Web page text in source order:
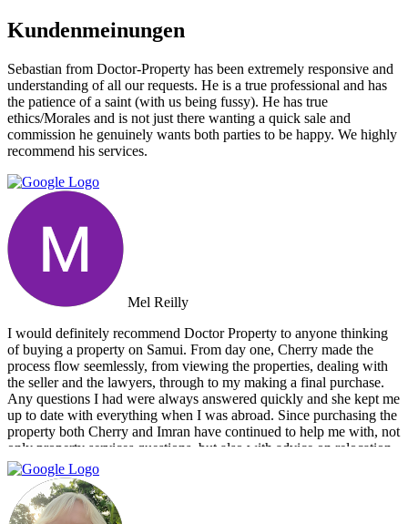
Kundenmeinungen
Sebastian from Doctor-Property has been extremely responsive and
understanding of all our requests. He is a true professional and has
the patience of a saint (with us being fussy). He has true
ethics/Morales and is not just there wanting a quick sale and
commission he genuinely wants both parties to be happy. We highly
recommend his services.
Mel Reilly
I would definitely recommend Doctor Property to anyone thinking
of buying a property on Samui. From day one, Cherry made the
process flow seemlessly, from viewing the properties, dealing with
the seller and the lawyers, through to my making a final purchase.
Any questions I had were always answered quickly and she kept me
up to date with everything when I was abroad. Since purchasing the
property both Cherry and Imran have continued to help me with, not
only property services questions, but also with advice on relocation
information. You always feel welcome and they'll always make time
for you.